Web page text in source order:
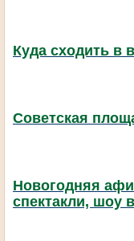
Куда сходить в
Советская
Новогодняя
спектакли, шоу